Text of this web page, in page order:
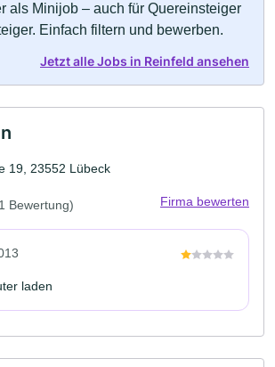
als Minijob – auch für Quereinsteiger
Einfach filtern und bewerben.
Jetzt alle Jobs in Reinfeld ansehen
19, 23552 Lübeck
Bewertung) Firma bewerten
laden